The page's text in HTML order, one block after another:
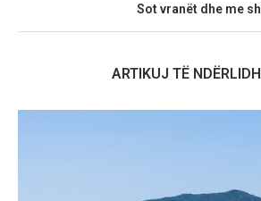
Sot vranët dhe me
ARTIKUJ TË